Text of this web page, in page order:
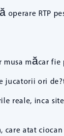
RTP
măcar
ori
reale, inca
care atat